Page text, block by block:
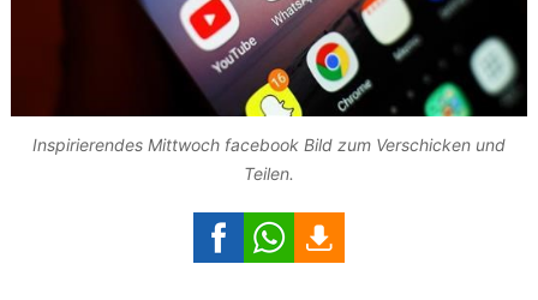
Inspirierendes Mittwoch facebook Bild zum Verschicken und
Teilen.